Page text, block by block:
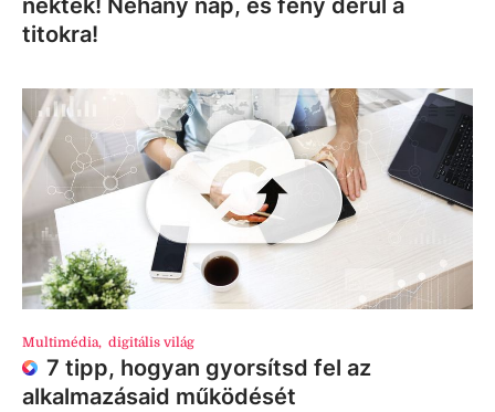
nektek! Néhány nap, és fény derül a
titokra!
Multimédia, digitális világ
7 tipp, hogyan gyorsítsd fel az
alkalmazásaid működését